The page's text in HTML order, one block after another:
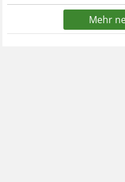
Mehr